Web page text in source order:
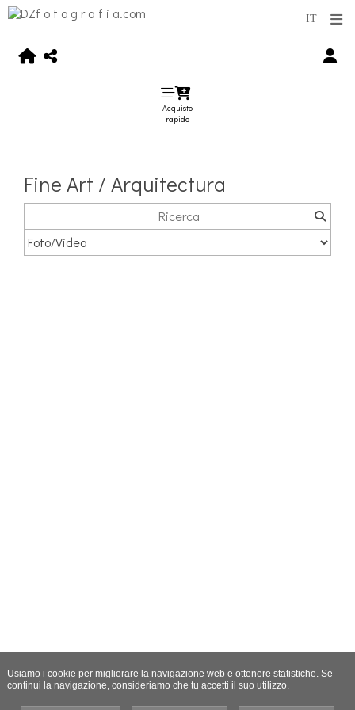
Acquisto
rapido
Fine Art / Arquitectura
Usiamo i cookie per migliorare la navigazione web e ottenere statistiche. Se
continui la navigazione, consideriamo che tu accetti il suo utilizzo.